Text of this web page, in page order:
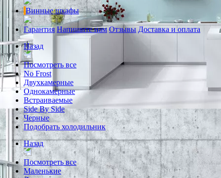
Винные шкафы
Гарантия Напишите нам Отзывы Доставка и оплата
Назад
Посмотреть все
No Frost
Двухкамерные
Однокамерные
Встраиваемые
Side By Side
Черные
Подобрать холодильник
Назад
Посмотреть все
Маленькие